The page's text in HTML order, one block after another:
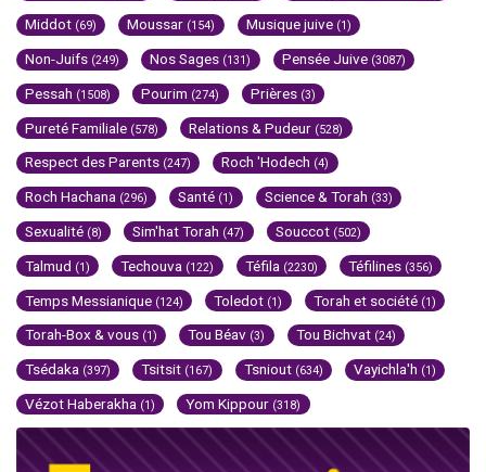
Middot (69) Moussar (154) Musique juive (1)
Non-Juifs (249) Nos Sages (131) Pensée Juive (3087)
Pessah (1508) Pourim (274) Prières (3)
Pureté Familiale (578) Relations & Pudeur (528)
Respect des Parents (247) Roch 'Hodech (4)
Roch Hachana (296) Santé (1) Science & Torah (33)
Sexualité (8) Sim'hat Torah (47) Souccot (502)
Talmud (1) Techouva (122) Téfila (2230) Téfilines (356)
Temps Messianique (124) Toledot (1) Torah et société (1)
Torah-Box & vous (1) Tou Béav (3) Tou Bichvat (24)
Tsédaka (397) Tsitsit (167) Tsniout (634) Vayichla'h (1)
Vézot Haberakha (1) Yom Kippour (318)